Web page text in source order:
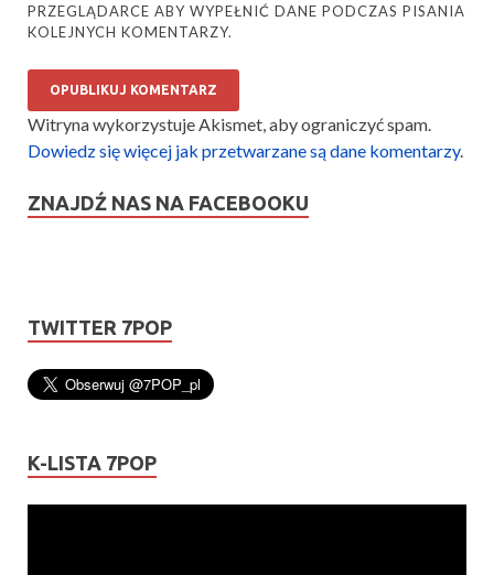
PRZEGLĄDARCE ABY WYPEŁNIĆ DANE PODCZAS PISANIA
KOLEJNYCH KOMENTARZY.
Witryna wykorzystuje Akismet, aby ograniczyć spam.
Dowiedz się więcej jak przetwarzane są dane komentarzy.
ZNAJDŹ NAS NA FACEBOOKU
TWITTER 7POP
K-LISTA 7POP